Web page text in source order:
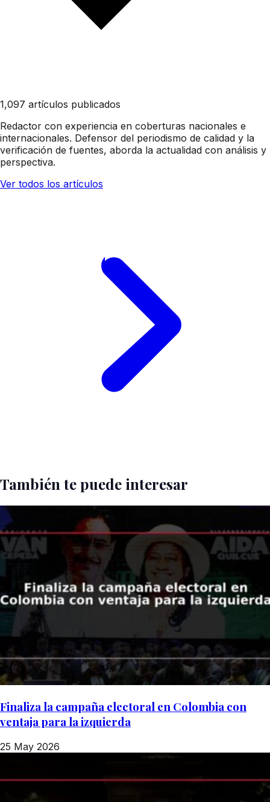
1,097 artículos publicados
Redactor con experiencia en coberturas nacionales e
internacionales. Defensor del periodismo de calidad y la
verificación de fuentes, aborda la actualidad con análisis y
perspectiva.
Ver todos los artículos
También te puede interesar
Finaliza la campaña electoral en Colombia con
ventaja para la izquierda
25 May 2026